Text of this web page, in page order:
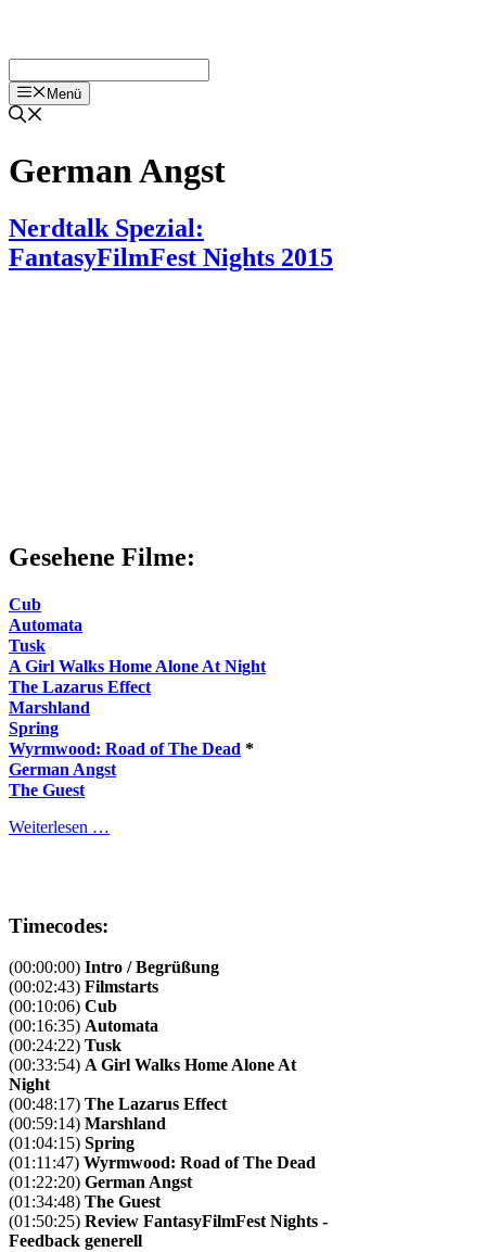
Menü
German Angst
Nerdtalk Spezial:
FantasyFilmFest Nights 2015
Gesehene Filme:
Cub
Automata
Tusk
A Girl Walks Home Alone At Night
The Lazarus Effect
Marshland
Spring
Wyrmwood: Road of The Dead *
German Angst
The Guest
Weiterlesen …
Timecodes:
(00:00:00) Intro / Begrüßung
(00:02:43) Filmstarts
(00:10:06) Cub
(00:16:35) Automata
(00:24:22) Tusk
(00:33:54) A Girl Walks Home Alone At
Night
(00:48:17) The Lazarus Effect
(00:59:14) Marshland
(01:04:15) Spring
(01:11:47) Wyrmwood: Road of The Dead
(01:22:20) German Angst
(01:34:48) The Guest
(01:50:25) Review FantasyFilmFest Nights -
Feedback generell